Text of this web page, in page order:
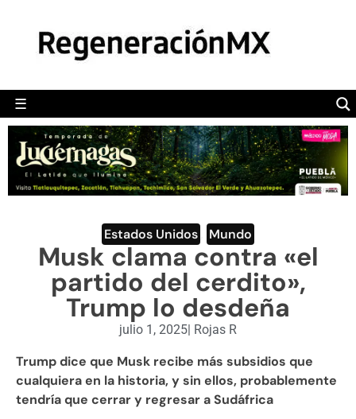
☰
POLÍTICA
CAMALEÓN
OPINIÓN
DEPORTES
ENGLISH SECTION
VIDEOS
Estados Unidos Mundo
Musk clama contra «el
partido del cerdito»,
Trump lo desdeña
julio 1, 2025| Rojas R
Trump dice que Musk recibe más subsidios que
cualquiera en la historia, y sin ellos, probablemente
tendría que cerrar y regresar a Sudáfrica